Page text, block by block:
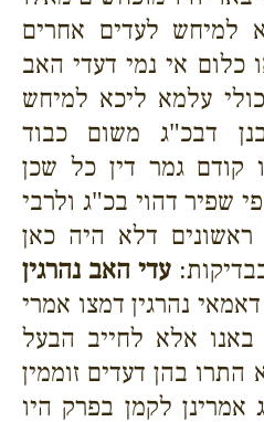
למיחש לעדים אחרים
כלום אי נמי דעדי האב
עלמא ליכא למיחש
דבכ"ג משום כבוד
קודם גמר דין כל שכן
שפיר דהוי בכ"ג ולרבי
דלא היה כאן
עדי האב נהרגין
נהרגין דמצו אמרי
אלא לחייב הבעל
התרו בהן דעדים זוממין
לקמן בפרק היו